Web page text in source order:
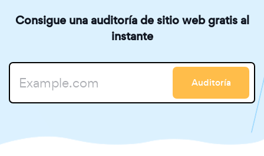
Consigue una auditoría de sitio web gratis al
instante
Auditoría